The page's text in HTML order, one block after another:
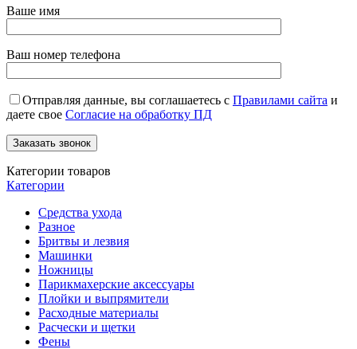
Ваше имя
Ваш номер телефона
Отправляя данные, вы соглашаетесь с Правилами сайта и
даете свое Согласие на обработку ПД
Категории товаров
Категории
Средства ухода
Разное
Бритвы и лезвия
Машинки
Ножницы
Парикмахерские аксессуары
Плойки и выпрямители
Расходные материалы
Расчески и щетки
Фены